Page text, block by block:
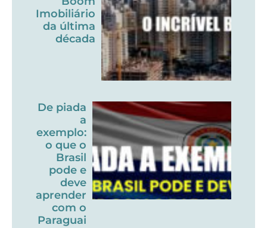
Imobiliário
da última
década
De piada
a
exemplo:
o que o
Brasil
pode e
deve
aprender
com o
Paraguai